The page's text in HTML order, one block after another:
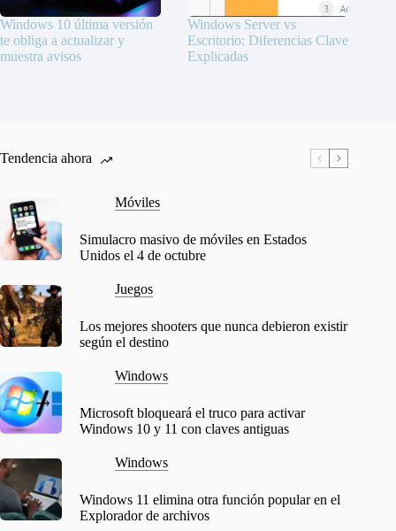
Windows 10 última versión
te obliga a actualizar y
muestra avisos
Windows Server vs
Escritorio: Diferencias Clave
Explicadas
Tendencia ahora
Móviles
Simulacro masivo de móviles en Estados
Unidos el 4 de octubre
Juegos
Los mejores shooters que nunca debieron existir
según el destino
Windows
Microsoft bloqueará el truco para activar
Windows 10 y 11 con claves antiguas
Windows
Windows 11 elimina otra función popular en el
Explorador de archivos